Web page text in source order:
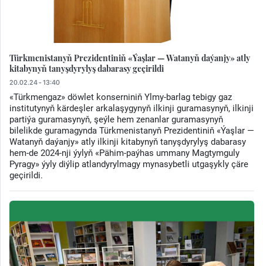
Türkmenistanyň Prezidentiniň «Ýaşlar — Watanyň daýanjy» atly
kitabynyň tanyşdyrylyş dabarasy geçirildi
20.02.24 - 13:40
«Türkmengaz» döwlet konserniniň Ylmy-barlag tebigy gaz
institutynyň kärdeşler arkalaşygynyň ilkinji guramasynyň, ilkinji
partiýa guramasynyň, şeýle hem zenanlar guramasynyň
bilelikde guramagynda Türkmenistanyň Prezidentiniň «Ýaşlar —
Watanyň daýanjy» atly ilkinji kitabynyň tanyşdyrylyş dabarasy
hem-de 2024-nji ýylyň «Pähim-paýhas ummany Magtymguly
Pyragy» ýyly diýlip atlandyrylmagy mynasybetli utgaşykly çäre
geçirildi.